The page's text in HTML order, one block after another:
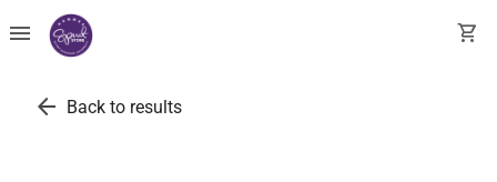
menu shopping_cart
arrow_back Back to results